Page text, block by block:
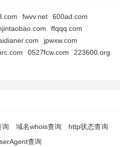
fwvv.net
600ad.com
ffqqq.com
jpwxw.com
0527fcw.com
223600.org
询 域名whois查询
http状态查询
查询